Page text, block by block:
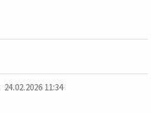
24.02.2026 11:34